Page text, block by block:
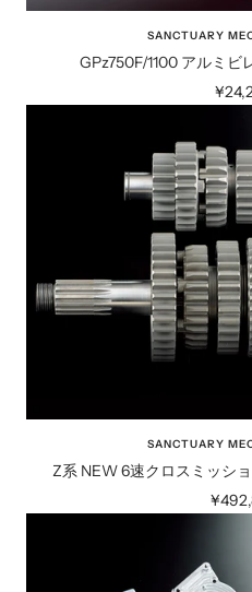
SANCTUARY
GPz750F/1100 アルミビ
セ
ル
価
格
SANCTUARY
Z系 NEW 6速クロスミッシ
セ
価